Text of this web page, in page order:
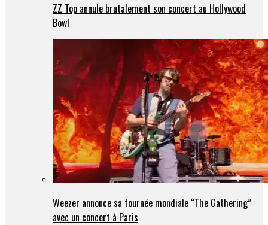
ZZ Top annule brutalement son concert au Hollywood
Bowl
Weezer annonce sa tournée mondiale “The Gathering”
avec un concert à Paris